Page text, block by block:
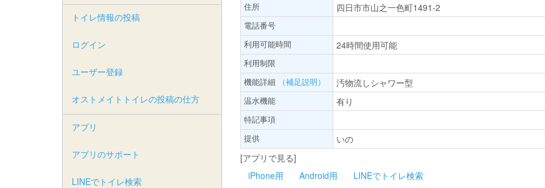
住所 四日市市山之一色町1491-2
電話番号
利用可能時間
24時間使用可能
利用制限
機能詳細
（補足説明） 汚物流しシャワー型
温水機能 有り
特記事項
提供
いの
[アプリで見る]
iPhone用
Android用 LINEでトイレ検索
トイレ情報の投稿
ログイン
ユーザー登録
オストメイトトイレの投稿の仕方
アプリ
アプリのサポート
LINEでトイレ検索